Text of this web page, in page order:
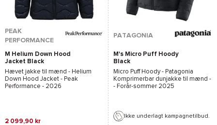
PEAK
PERFORMANCE
M Helium Down Hood
Jacket Black
Hævet jakke til mænd - Helium
Down Hood Jacket - Peak
Performance - 2026
2 099,90 kr
PATAGONIA
M's Micro Puff Hoody
Black
Micro Puff Hoody - Patagonia
Komprimerbar dunjakke til mænd -
- Forår-sommer 2025
Ikke underlagt kampagnetilbud.